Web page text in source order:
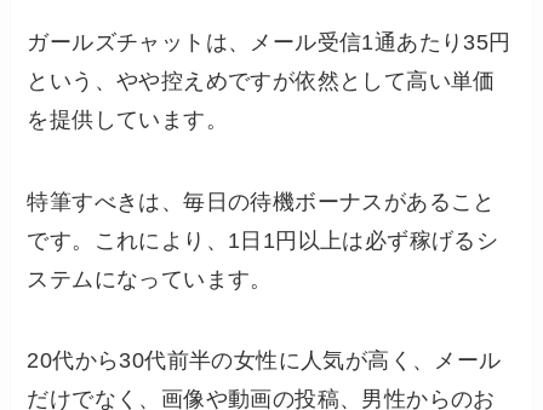
ガールズチャットは、メール受信1通あたり35円
という、やや控えめですが依然として高い単価
を提供しています。
特筆すべきは、毎日の待機ボーナスがあること
です。これにより、1日1円以上は必ず稼げるシ
ステムになっています。
20代から30代前半の女性に人気が高く、メール
だけでなく、画像や動画の投稿、男性からのお